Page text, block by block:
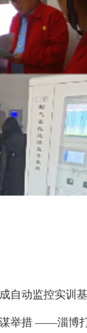
自动监控实训
举措 ——淄博